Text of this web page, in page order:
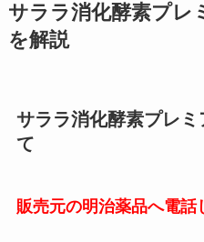
サララ消化酵素プレ
を解説
サララ消化酵素プレ
て
販売元の明治薬品へ電話